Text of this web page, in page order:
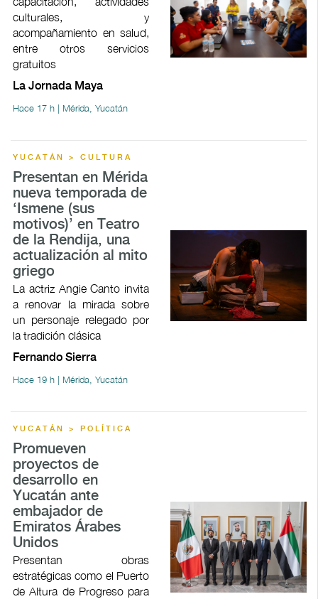
culturales, y
acompañamiento en salud,
entre otros servicios
gratuitos
La Jornada Maya
Hace 17 h | Mérida, Yucatán
YUCATÁN > CULTURA
Presentan en Mérida
nueva temporada de
‘Ismene (sus
motivos)’ en Teatro
de la Rendija, una
actualización al mito
griego
La actriz Angie Canto invita
a renovar la mirada sobre
un personaje relegado por
la tradición clásica
Fernando Sierra
Hace 19 h | Mérida, Yucatán
YUCATÁN > POLÍTICA
Promueven
proyectos de
desarrollo en
Yucatán ante
embajador de
Emiratos Árabes
Unidos
Presentan obras
estratégicas como el Puerto
de Altura de Progreso para